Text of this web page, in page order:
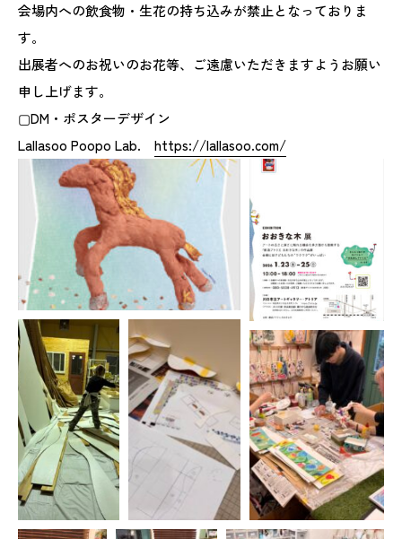
会場内への飲食物・生花の持ち込みが禁止となっておりま
す。
出展者へのお祝いのお花等、ご遠慮いただきますようお願い
申し上げます。
▢DM・ポスターデザイン
Lallasoo Poopo Lab. https://lallasoo.com/